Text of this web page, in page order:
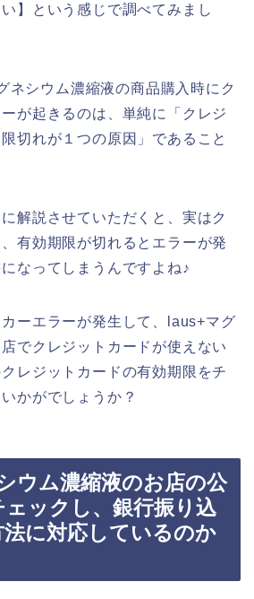
】という感じで調べてみまし
ネシウム濃縮液の商品購入時にク
が起きるのは、単純に「クレジ
切れが１つの原因」であること
解説させていただくと、実はク
有効期限が切れるとエラーが発
なってしまうんですよね♪
ーエラーが発生して、laus+マグ
でクレジットカードが使えない
レジットカードの有効期限をチ
かがでしょうか？
ウム濃縮液のお店の公
ックし、銀行振り込
に対応しているのか